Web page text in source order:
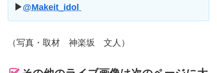
▶@Makeit_idol
（写真・取材 神楽坂 文人）